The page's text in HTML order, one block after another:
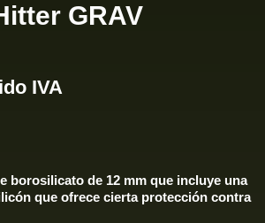
GRAV
IVA
borosilicato de 12 mm que incluye una
que ofrece cierta protección contra